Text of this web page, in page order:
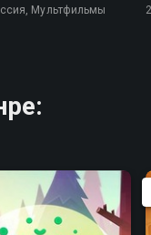
Мультфильмы